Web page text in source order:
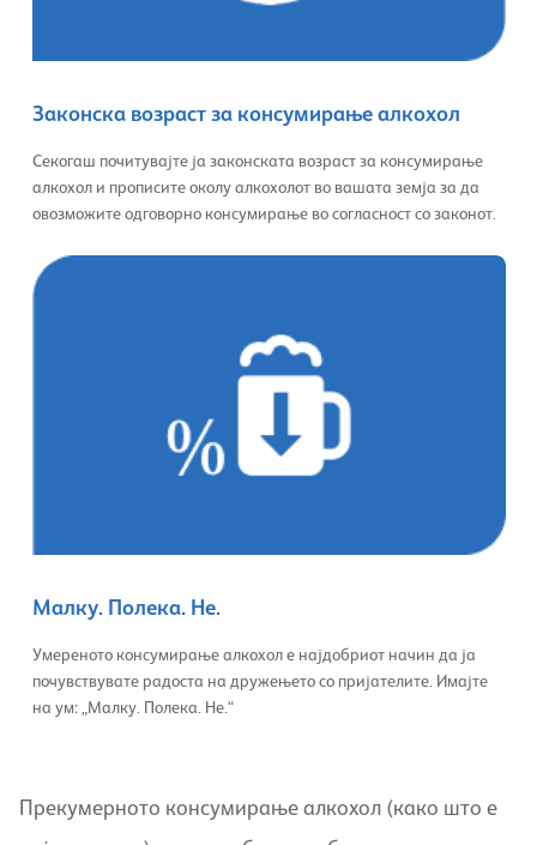
Законска возраст за консумирање алкохол
Секогаш почитувајте ја законската возраст за консумирање
алкохол и прописите околу алкохолот во вашата земја за да
овозможите одговорно консумирање во согласност со законот.
Малку. Полека. Не.
Умереното консумирање алкохол е најдобриот начин да ја
почувствувате радоста на дружењето со пријателите. Имајте
на ум: „Малку. Полека. Не.“
Прекумерното консумирање алкохол (како што е